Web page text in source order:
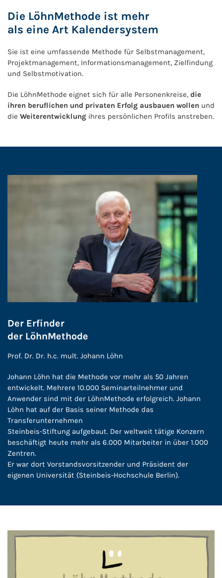
Die LöhnMethode ist mehr
als eine Art Kalendersystem
Sie ist eine umfassende Methode für Selbstmanagement,
Projektmanagement, Informationsmanagement, Zielfindung
und Selbstmotivation.
Die LöhnMethode eignet sich für alle Personenkreise, die
ihren beruflichen und privaten Erfolg ausbauen wollen und
die Weiterentwicklung ihres persönlichen Profils anstreben.
Der Erfinder
der LöhnMethode
Prof. Dr. Dr. h.c. mult. Johann Löhn
Johann Löhn hat die Methode vor mehr als 50 Jahren
entwickelt. Mehrere 10.000 Seminarteilnehmer und
Anwender sind mit der LöhnMethode erfolgreich. Johann
Löhn hat auf der Basis seiner Methode das
Transferunternehmen
Steinbeis-Stiftung aufgebaut. Der weltweit tätige Konzern
beschäftigt heute mehr als 6.000 Mitarbeiter in über 1.000
Zentren.
Er war dort Vorstandsvorsitzender und Präsident der
eigenen Universität (Steinbeis-Hochschule Berlin).